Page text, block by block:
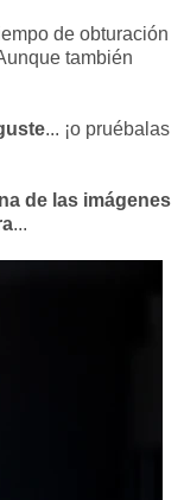
de obturación
también
... ¡o pruébalas
de las imágenes
...